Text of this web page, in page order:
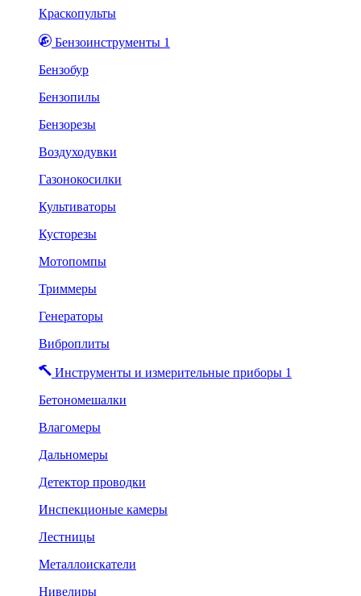
Краскопульты
Бензоинструменты 1
Бензобур
Бензопилы
Бензорезы
Воздуходувки
Газонокосилки
Культиваторы
Кусторезы
Мотопомпы
Триммеры
Генераторы
Виброплиты
Инструменты и измерительные приборы 1
Бетономешалки
Влагомеры
Дальномеры
Детектор проводки
Инспекционые камеры
Лестницы
Металлоискатели
Нивелиры